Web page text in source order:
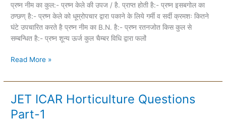
प्रष्न नीम का कुल:- प्रष्न केले की उपज / है. प्राप्त होती है:- प्रष्न इसबगोल का
ठण्छण् है:- प्रष्न केले को धूम्रोपचार द्वारा पकाने के लिये गर्मी व सर्दी क्रमशः कितने
घंटे उपचारित करते है प्रष्न नीम का B.N. है:- प्रष्न रतनजोत किस कुल से
सम्बन्धित है:- प्रष्न शून्य ऊर्ज कुल चैम्बर विधि द्वारा फलों
4
Read More »
JET ICAR Horticulture Questions
Part-1
JET
ICAR
Horticulture